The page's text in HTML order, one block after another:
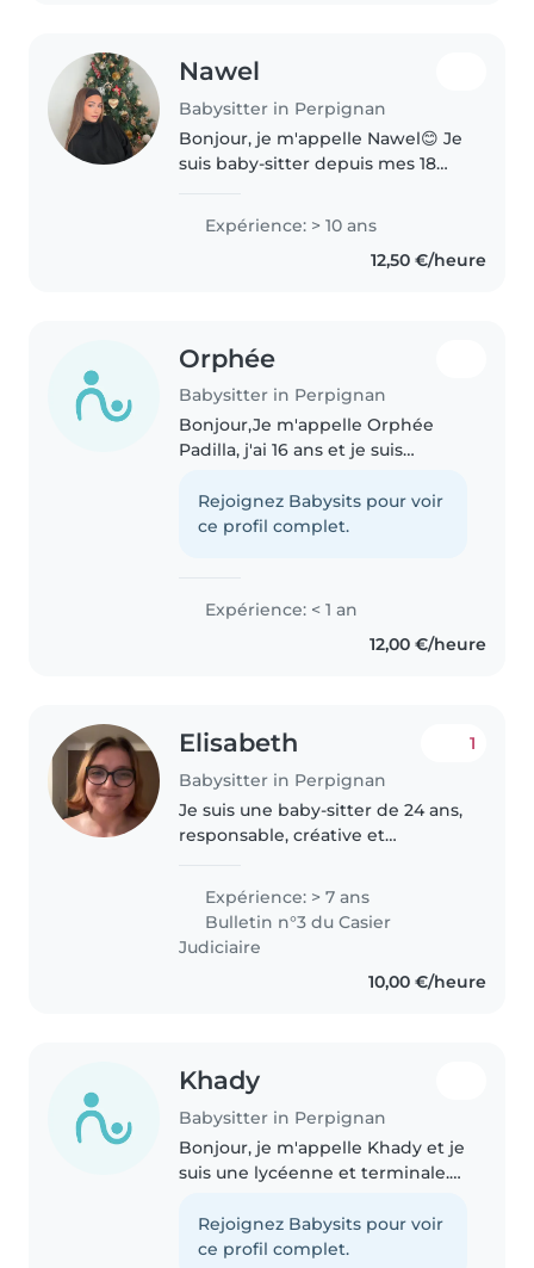
Nawel
Babysitter in Perpignan
Bonjour, je m'appelle Nawel😊 Je
suis baby-sitter depuis mes 18
enfants de tout âge. J'ai été fille
au pair pendant 2 ans..
Expérience: > 10 ans
12,50 €/heure
Orphée
Babysitter in Perpignan
Bonjour,Je m'appelle Orphée
Padilla, j'ai 16 ans et je suis
seconde. J'ai déjà eu plusieurs
expériences avec les enfants,
Rejoignez Babysits pour voir
ce profil complet.
Expérience: < 1 an
12,00 €/heure
Elisabeth
Babysitter in Perpignan
1
Je suis une baby-sitter de 24 ans,
responsable, créative et
auprès des bébés, des tout-
petits, des enfants d'âge
préscolaire et des élèves du
primaire...
Expérience: > 7 ans
Bulletin n°3 du Casier
Judiciaire
10,00 €/heure
Khady
Babysitter in Perpignan
Bonjour, je m'appelle Khady et je
suis une lycéenne et terminale.
dynamique, je cherche un travail
dans le domaine de la garde
Rejoignez Babysits pour voir
ce profil complet.